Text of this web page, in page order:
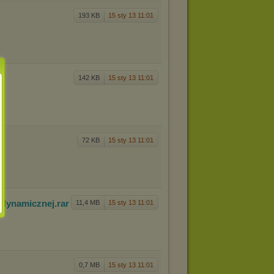
193 KB 15 sty 13 11:01
142 KB 15 sty 13 11:01
72 KB 15 sty 13 11:01
11,4 MB 15 sty 13 11:01
icznej.rar
0,7 MB 15 sty 13 11:01